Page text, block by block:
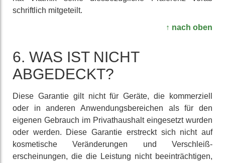
schrift­lich mit­geteilt.
↑ nach oben
6. WAS IST NICHT
ABGEDECKT?
Diese Garantie gilt nicht für Geräte, die kommer­ziell
oder in anderen An­wendungs­bereichen als für den
eigenen Gebrauch im Privat­haushalt ein­gesetzt wurden
oder werden. Diese Garantie erstreckt sich nicht auf
kos­metische Ver­änderungen und Verschleiß­
erscheinungen, die die Leistung nicht be­einträch­tigen,